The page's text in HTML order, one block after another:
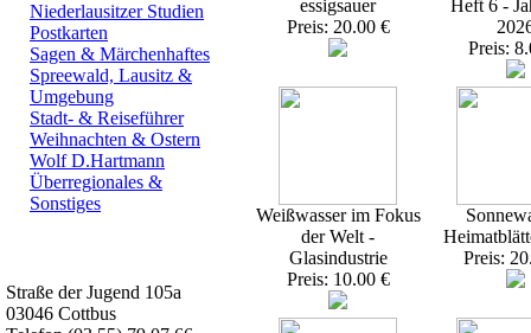
Niederlausitzer Studien
Postkarten
Sagen & Märchenhaftes
Spreewald, Lausitz &
Umgebung
Stadt- & Reiseführer
Weihnachten & Ostern
Wolf D.Hartmann
Überregionales &
Sonstiges
Straße der Jugend 105a
03046 Cottbus
essigsauer
Preis: 20.00 €
Heft 6 -
Preis:
Weißwasser im Fokus
der Welt -
Glasindustrie
Preis: 10.00 €
Preis: